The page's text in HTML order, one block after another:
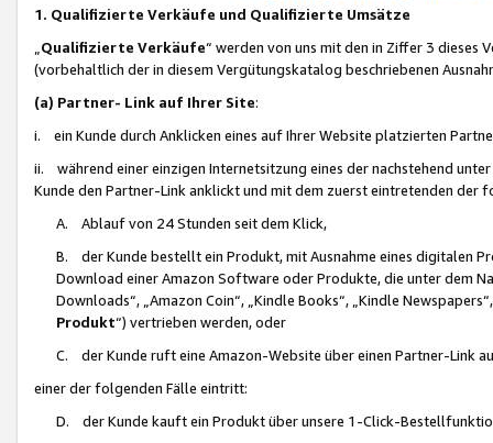
1. Qualifizierte Verkäufe und Qualifizierte Umsätze
Qualifizierte Verkäufe“ werden von uns mit den in Ziffer 3
(vorbehaltlich der in diesem Vergütungskatalog beschriebenen
(a) Partner- Link auf Ihrer Site:
i. ein Kunde durch Anklicken eines auf Ihrer Website platzierten
ii. während einer einzigen Internetsitzung eines der nachstehend
Kunde den Partner-Link anklickt und mit dem zuerst eintretenden der
A. Ablauf von 24 Stunden seit dem Klick,
B. der Kunde bestellt ein Produkt, mit Ausnahme eines digitalen
Download einer Amazon Software oder Produkte, die unter dem
Downloads“, „Amazon Coin“, „Kindle Books“, „Kindle
Produkt“) vertrieben werden, oder
C. der Kunde ruft eine Amazon-Website über einen Partner-Link
einer der folgenden Fälle eintritt:
D. der Kunde kauft ein Produkt über unsere 1-Click-